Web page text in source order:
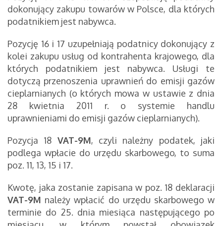
dokonujący zakupu towarów w Polsce, dla których
podatnikiem jest nabywca.
Pozycję 16 i 17 uzupełniają podatnicy dokonujący z
kolei zakupu usług od kontrahenta krajowego, dla
których podatnikiem jest nabywca. Usługi te
dotyczą przenoszenia uprawnień do emisji gazów
cieplarnianych (o których mowa w ustawie z dnia
28 kwietnia 2011 r. o systemie handlu
uprawnieniami do emisji gazów cieplarnianych).
Pozycja 18 VAT-9M, czyli należny podatek, jaki
podlega wpłacie do urzędu skarbowego, to suma
poz. 11, 13, 15 i 17.
Kwotę, jaka zostanie zapisana w poz. 18 deklaracji
VAT-9M należy wpłacić do urzędu skarbowego w
terminie do 25. dnia miesiąca następującego po